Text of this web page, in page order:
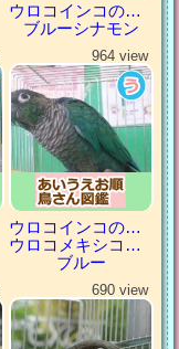
ウロコインコの仲間
ブルーシナモン
964 view
ウロコインコの仲間
ウロコメキシコインコ
ブルー
690 view